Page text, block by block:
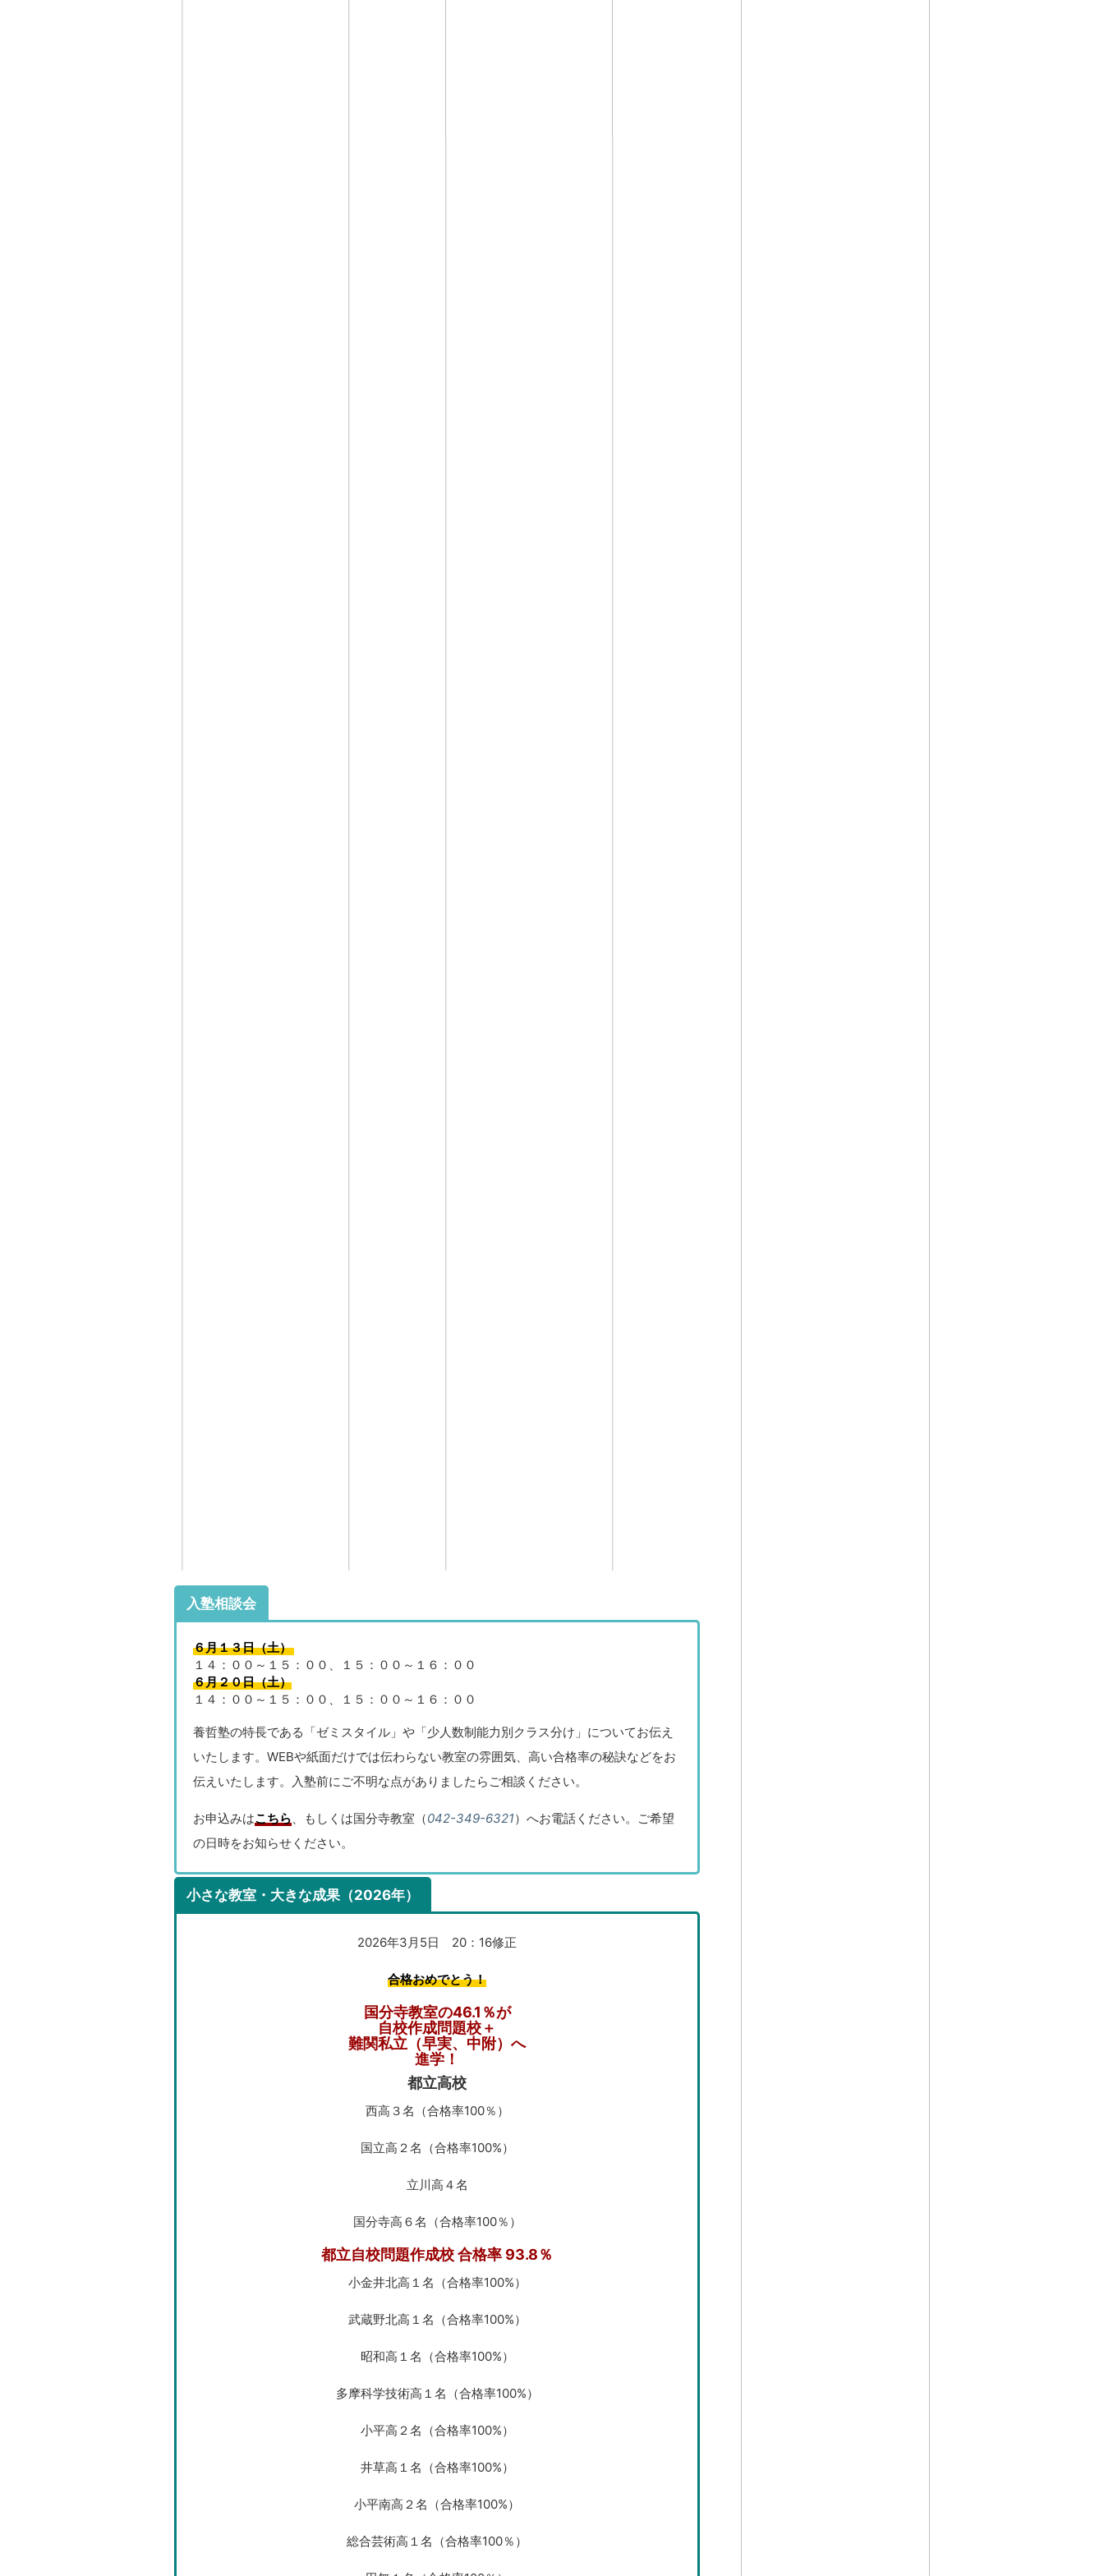
入塾相談会
６月１３日（土）
１４：００～１５：００、１５：００～１６：００
６月２０日（土）
１４：００～１５：００、１５：００～１６：００
養哲塾の特長である「ゼミスタイル」や「少人数制能力別クラス分け」についてお伝え
いたします。WEBや紙面だけでは伝わらない教室の雰囲気、高い合格率の秘訣などをお
伝えいたします。入塾前にご不明な点がありましたらご相談ください。
お申込みはこちら、もしくは国分寺教室（042-349-6321）へお電話ください。ご希望
の日時をお知らせください。
小さな教室・大きな成果（2026年）
2026年3月5日 20：16修正
合格おめでとう！
国分寺教室の46.1％が
自校作成問題校＋
難関私立（早実、中附）へ
進学！
都立高校
西高３名（合格率100％）
国立高２名（合格率100%）
立川高４名
国分寺高６名（合格率100％）
都立自校問題作成校 合格率 93.8％
小金井北高１名（合格率100%）
武蔵野北高１名（合格率100%）
昭和高１名（合格率100%）
多摩科学技術高１名（合格率100%）
小平高２名（合格率100%）
井草高１名（合格率100%）
小平南高２名（合格率100%）
総合芸術高１名（合格率100％）